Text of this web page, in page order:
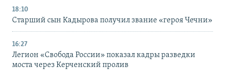
18:10
Старший сын Кадырова получил звание «героя Чечни»
16:27
Легион «Свобода России» показал кадры разведки
моста через Керченский пролив